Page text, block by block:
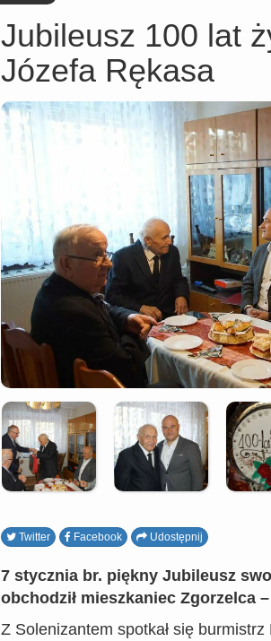
Jubileusz 100 lat
Józefa Rękasa
Twitter Facebook Udostępnij
7 stycznia br. piękny Jubileusz
obchodził mieszkaniec Zgorzelca
Z Solenizantem spotkał się burmistrz